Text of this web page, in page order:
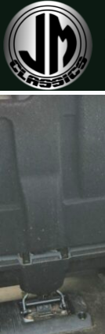
naar
de
inhoud